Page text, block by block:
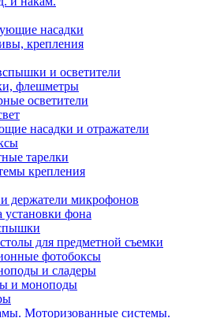
насадки
крепления
и осветители
флешметры
осветители
насадки и отражатели
тарелки
крепления
держатели микрофонов
установки фона
для предметной съемки
фотобоксы
и сладеры
и моноподы
Моторизованные системы.